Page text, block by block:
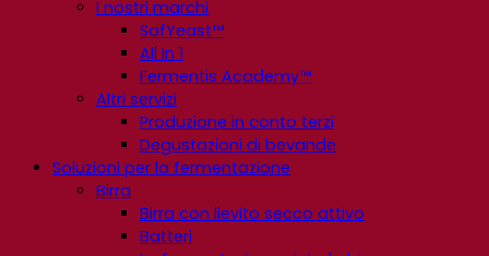
I nostri marchi
SafYeast™
All In 1
Fermentis Academy™
Altri servizi
Produzione in conto terzi
Degustazioni di bevande
Soluzioni per la fermentazione
Birra
Birra con lievito secco attivo
Batteri